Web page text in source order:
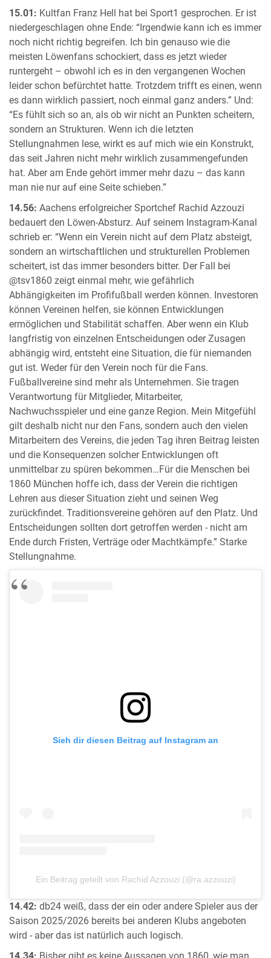
15.01: Kultfan Franz Hell hat bei Sport1 gesprochen. Er ist
niedergeschlagen ohne Ende: “Irgendwie kann ich es immer
noch nicht richtig begreifen. Ich bin genauso wie die
meisten Löwenfans schockiert, dass es jetzt wieder
runtergeht – obwohl ich es in den vergangenen Wochen
leider schon befürchtet hatte. Trotzdem trifft es einen, wenn
es dann wirklich passiert, noch einmal ganz anders.” Und:
“Es fühlt sich so an, als ob wir nicht an Punkten scheitern,
sondern an Strukturen. Wenn ich die letzten
Stellungnahmen lese, wirkt es auf mich wie ein Konstrukt,
das seit Jahren nicht mehr wirklich zusammengefunden
hat. Aber am Ende gehört immer mehr dazu – das kann
man nie nur auf eine Seite schieben.”
14.56: Aachens erfolgreicher Sportchef Rachid Azzouzi
bedauert den Löwen-Absturz. Auf seinem Instagram-Kanal
schrieb er: “Wenn ein Verein nicht auf dem Platz absteigt,
sondern an wirtschaftlichen und strukturellen Problemen
scheitert, ist das immer besonders bitter. Der Fall bei
@tsv1860 zeigt einmal mehr, wie gefährlich
Abhängigkeiten im Profifußball werden können. Investoren
können Vereinen helfen, sie können Entwicklungen
ermöglichen und Stabilität schaffen. Aber wenn ein Klub
langfristig von einzelnen Entscheidungen oder Zusagen
abhängig wird, entsteht eine Situation, die für niemanden
gut ist. Weder für den Verein noch für die Fans.
Fußballvereine sind mehr als Unternehmen. Sie tragen
Verantwortung für Mitglieder, Mitarbeiter,
Nachwuchsspieler und eine ganze Region. Mein Mitgefühl
gilt deshalb nicht nur den Fans, sondern auch den vielen
Mitarbeitern des Vereins, die jeden Tag ihren Beitrag leisten
und die Konsequenzen solcher Entwicklungen oft
unmittelbar zu spüren bekommen…Für die Menschen bei
1860 München hoffe ich, dass der Verein die richtigen
Lehren aus dieser Situation zieht und seinen Weg
zurückfindet. Traditionsvereine gehören auf den Platz. Und
Entscheidungen sollten dort getroffen werden - nicht am
Ende durch Fristen, Verträge oder Machtkämpfe.” Starke
Stellungnahme.
Sieh dir diesen Beitrag auf Instagram an
Ein Beitrag geteilt von Rachid Azzouzi (@ra.azzouzi)
14.42: db24 weiß, dass der ein oder andere Spieler aus der
Saison 2025/2026 bereits bei anderen Klubs angeboten
wird - aber das ist natürlich auch logisch.